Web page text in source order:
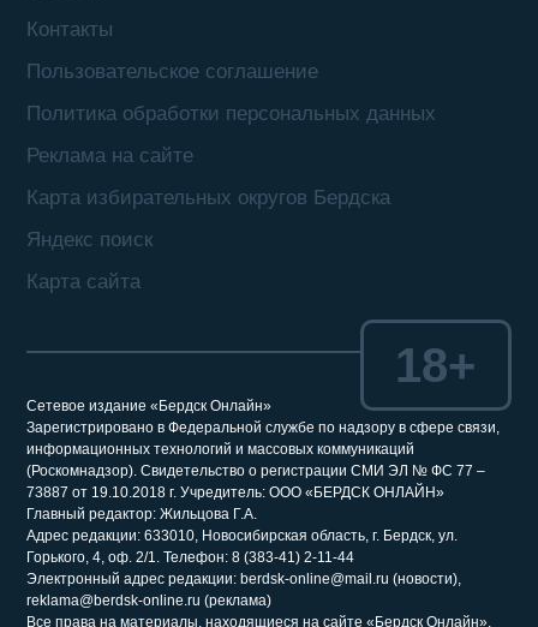
Контакты
Пользовательское соглашение
Политика обработки персональных данных
Реклама на сайте
Карта избирательных округов Бердска
Яндекс поиск
Карта сайта
Сетевое издание «Бердск Онлайн»
Зарегистрировано в Федеральной службе по надзору в сфере связи,
информационных технологий и массовых коммуникаций
(Роскомнадзор). Свидетельство о регистрации СМИ ЭЛ № ФС 77 –
73887 от 19.10.2018 г. Учредитель: ООО «БЕРДСК ОНЛАЙН»
Главный редактор: Жильцова Г.А.
Адрес редакции: 633010, Новосибирская область, г. Бердск, ул.
Горького, 4, оф. 2/1. Телефон: 8 (383-41) 2-11-44
Электронный адрес редакции: berdsk-online@mail.ru (новости),
reklama@berdsk-online.ru (реклама)
Все права на материалы, находящиеся на сайте «Бердск Онлайн»,
18+